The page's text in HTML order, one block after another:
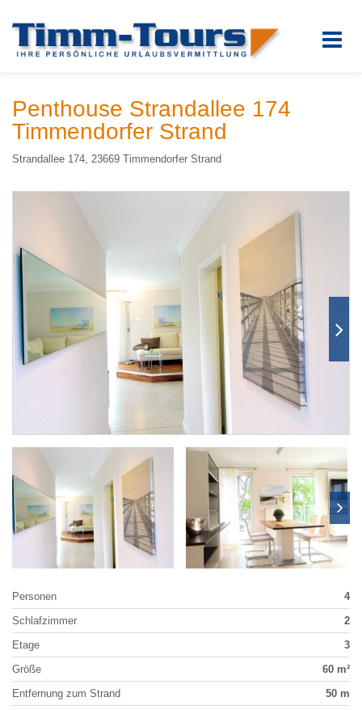
Penthouse Strandallee 174
Timmendorfer Strand
Strandallee 174, 23669 Timmendorfer Strand
Personen
4
Schlafzimmer
2
Etage
3
Größe
60 m²
Entfernung zum Strand
50 m